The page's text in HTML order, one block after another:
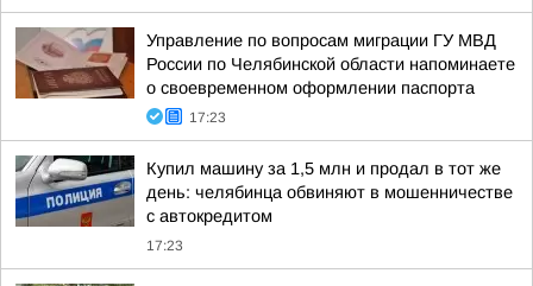
Управление по вопросам миграции ГУ МВД
России по Челябинской области напоминаете
о своевременном оформлении паспорта
17:23
Купил машину за 1,5 млн и продал в тот же
день: челябинца обвиняют в мошенничестве
с автокредитом
17:23